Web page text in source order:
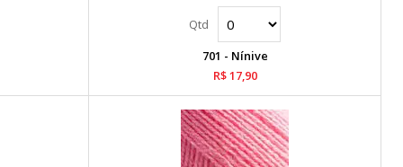
701 - Nínive
R$ 17,90